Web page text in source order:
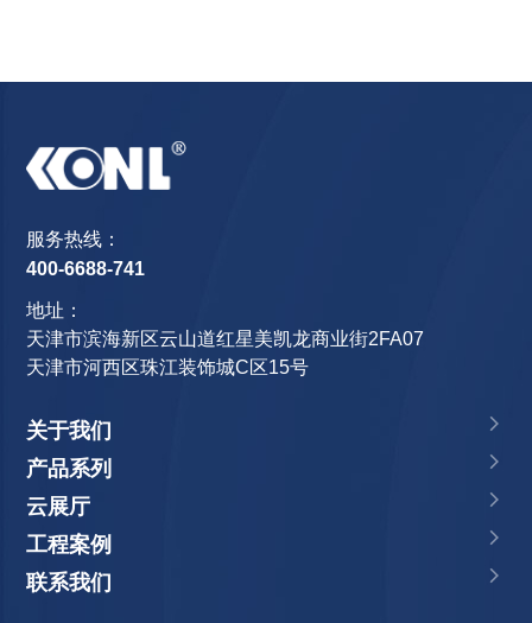
服务热线：
400-6688-741
地址：
天津市滨海新区云山道红星美凯龙商业街2FA07
天津市河西区珠江装饰城C区15号
关于我们
产品系列
云展厅
工程案例
联系我们